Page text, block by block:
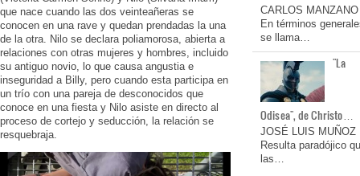
que nace cuando las dos veinteañeras se
conocen en una rave y quedan prendadas la una
de la otra. Nilo se declara poliamorosa, abierta a
relaciones con otras mujeres y hombres, incluido
su antiguo novio, lo que causa angustia e
inseguridad a Billy, pero cuando esta participa en
un trío con una pareja de desconocidos que
conoce en una fiesta y Nilo asiste en directo al
proceso de cortejo y seducción, la relación se
resquebraja.
CARLOS MANZANO
En términos
se llama…
"La
Odisea", de Christo…
JOSÉ LUIS MUÑOZ
Resulta paradójico
las…